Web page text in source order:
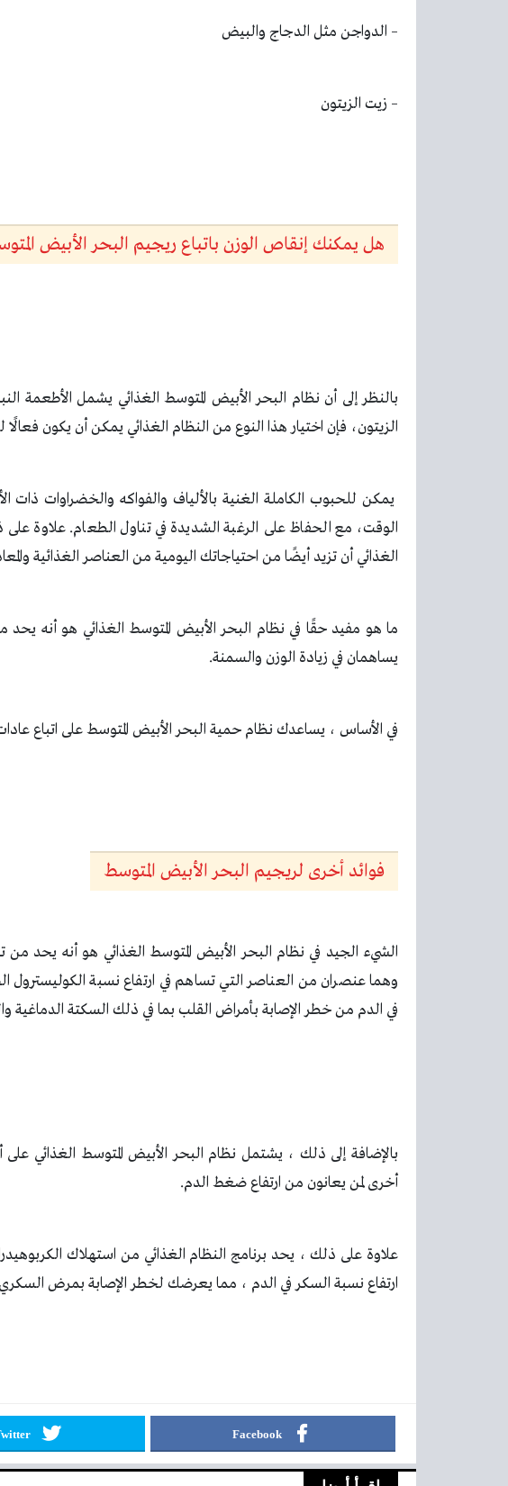
– الدواجن مثل الدجاج والبيض
– زيت الزيتون
هل يمكنك إنقاص الوزن باتباع ريجيم البحر الأبيض
بالنظر إلى أن نظام البحر الأبيض المتوسط الغذائي يشمل الأطعمة
الزيتون، فإن اختيار هذا النوع من النظام الغذائي يمكن أن يكون
يمكن للحبوب الكاملة الغنية بالألياف والفواكه والخضراوات ذات
الوقت، مع الحفاظ على الرغبة الشديدة في تناول الطعام. علاوة
الغذائي أن تزيد أيضًا من احتياجاتك اليومية من العناصر الغذائية
ما هو مفيد حقًا في نظام البحر الأبيض المتوسط الغذائي هو أنه
يساهمان في زيادة الوزن والسمنة.
في الأساس ، يساعدك نظام حمية البحر الأبيض المتوسط على اتباع
فوائد أخرى لريجيم البحر الأبيض المتوسط
الشيء الجيد في نظام البحر الأبيض المتوسط الغذائي هو أنه يحد
وهما عنصران من العناصر التي تساهم في ارتفاع نسبة الكوليسترول
في الدم من خطر الإصابة بأمراض القلب بما في ذلك السكتة الدماغية
بالإضافة إلى ذلك ، يشتمل نظام البحر الأبيض المتوسط الغذائي
أخرى لمن يعانون من ارتفاع ضغط الدم.
علاوة على ذلك ، يحد برنامج النظام الغذائي من استهلاك
ارتفاع نسبة السكر في الدم ، مما يعرضك لخطر الإصابة بمرض
Facebook